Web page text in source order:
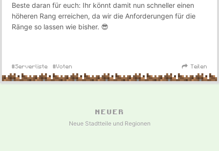
Beste daran für euch: Ihr könnt damit nun schneller einen
höheren Rang erreichen, da wir die Anforderungen für die
Ränge so lassen wie bisher. 😎
Teilen
Serverliste Voten
NEUER
Neue Stadtteile und Regionen